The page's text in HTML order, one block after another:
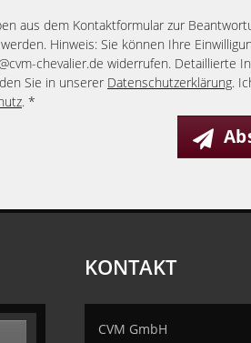
aus dem Kontaktformular zur
Hinweis: Sie können Ihre
chevalier.de widerrufen. Detaillierte
Sie in unserer Datenschutzerklärung.
. *
KONTAKT
CVM GmbH